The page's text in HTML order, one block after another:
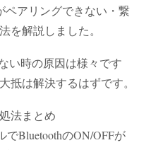
ペアリングできない・繋
を解説しました。
い時の原因は様々です
抵は解決するはずです。
法まとめ
BluetoothのON/OFFが